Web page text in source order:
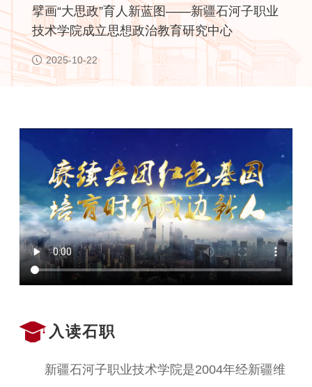
擘画“大思政”育人新蓝图——新疆石河子职业
技术学院成立思想政治教育研究中心
2025-10-22
入读石职
新疆石河子职业技术学院是2004年经新疆维